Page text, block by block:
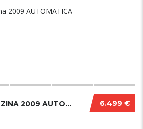
6.499 €
TOYOTA IQ 1.0 BENZINA 2009 AUTOMATICA